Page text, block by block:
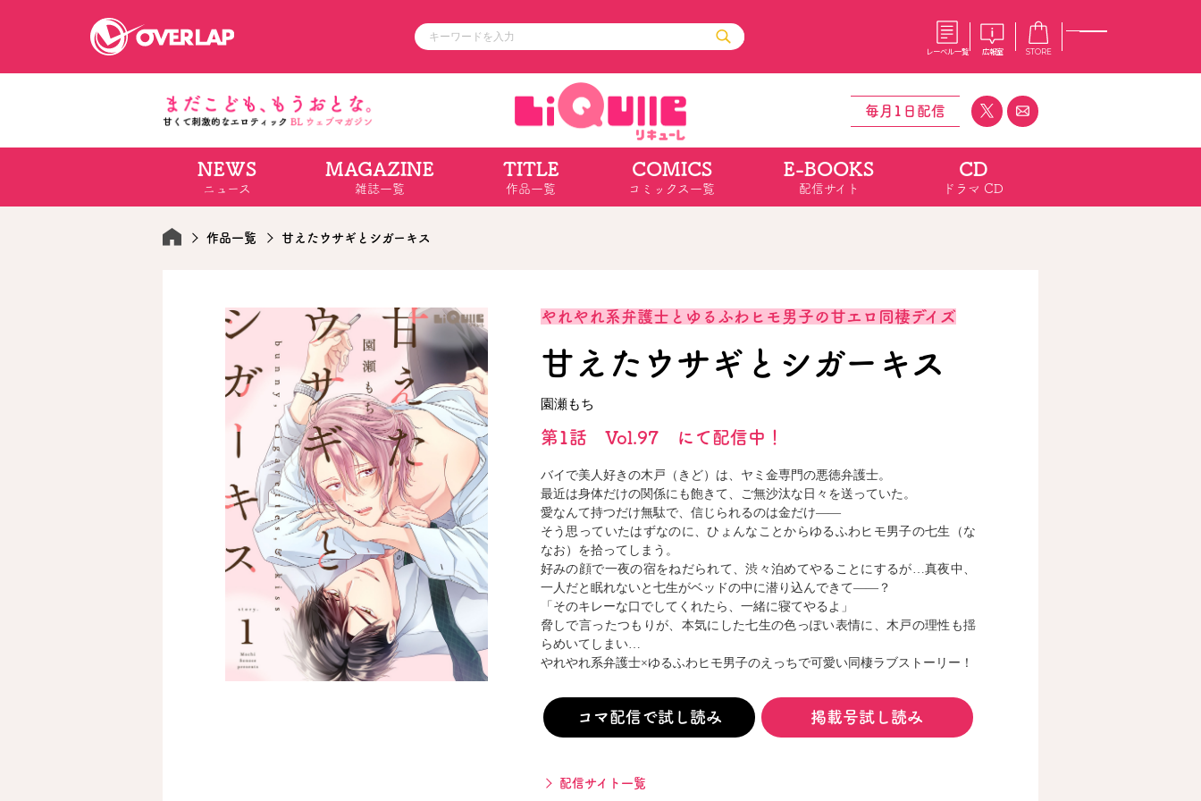
レーベル一覧 広報室 STORE
コミッククリエ
ラブパルフェ
ライトノベル
ノベルス
ロサージュノベルス
その他
コミックエッセイ
ポケットモンスター
通販・NEWS
OVERLAP STORE
オーバーラップ広報室
採用情報
コミッククリエ コミックパルフェ コミックエッセイ
閉じる
毎月1日配信
NEWS
ニュース
MAGAZINE
雑誌一覧
TITLE
作品一覧
COMICS
コミックス一覧
E-BOOKS
配信サイト
CD
ドラマ CD
作品一覧 甘えたウサギとシガーキス
やれやれ系弁護士とゆるふわヒモ男子の甘エロ同棲デイズ
甘えたウサギとシガーキス
園瀬もち
第1話 Vol.97 にて配信中！
バイで美人好きの木戸（きど）は、ヤミ金専門の悪徳弁護士。
最近は身体だけの関係にも飽きて、ご無沙汰な日々を送っていた。
愛なんて持つだけ無駄で、信じられるのは金だけ――
そう思っていたはずなのに、ひょんなことからゆるふわヒモ男子の七生（な
なお）を拾ってしまう。
好みの顔で一夜の宿をねだられて、渋々泊めてやることにするが…真夜中、
一人だと眠れないと七生がベッドの中に潜り込んできて――？
「そのキレーな口でしてくれたら、一緒に寝てやるよ」
脅しで言ったつもりが、本気にした七生の色っぽい表情に、木戸の理性も揺
らめいてしまい…
やれやれ系弁護士×ゆるふわヒモ男子のえっちで可愛い同棲ラブストーリー！
コマ配信で試し読み 掲載号試し読み
配信サイト一覧